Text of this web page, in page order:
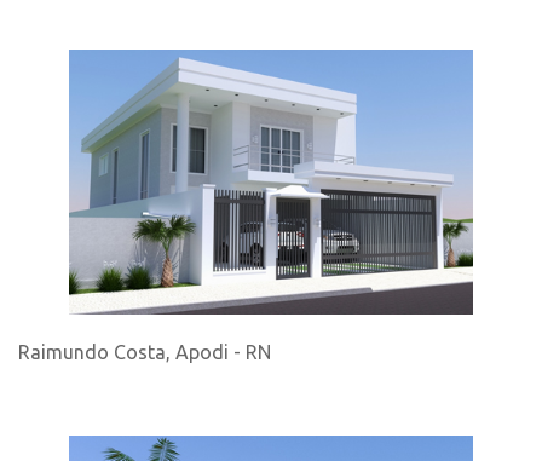
Raimundo Costa, Apodi - RN